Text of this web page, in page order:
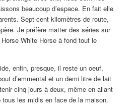
beaucoup d’espace. En fait elle
Sept-cent kilomètres de route,
Je préfère matter des séries sur
White Horse à fond tout le
enfin, presque, il reste un oeuf,
d’emmental et un demi litre de lait
cinq jours à deux, même en allant
tous les midis en face de la maison.